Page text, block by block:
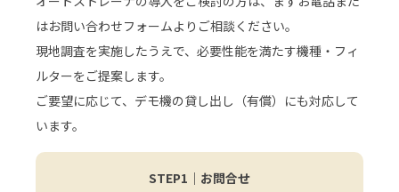
はお問い合わせフォームよりご相談ください。
現地調査を実施したうえで、必要性能を満たす機種・フィ
ルターをご提案します。
ご要望に応じて、デモ機の貸し出し（有償）にも対応して
います。
STEP1｜お問合せ